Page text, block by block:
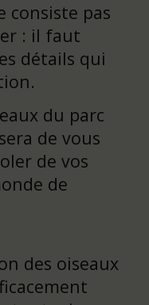
consiste pas
: il faut
détails qui
du parc
de vous
de vos
de
des oiseaux